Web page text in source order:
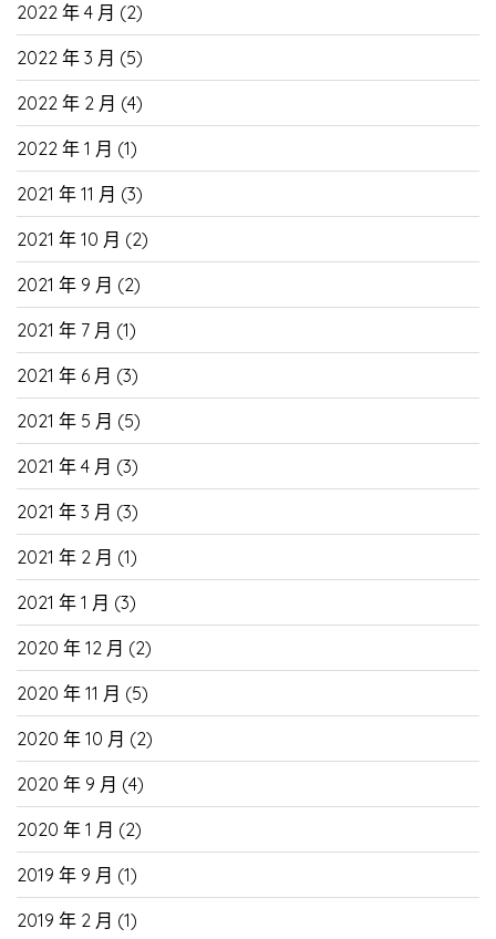
2022 年 4 月 (2)
2022 年 3 月 (5)
2022 年 2 月 (4)
2022 年 1 月 (1)
2021 年 11 月 (3)
2021 年 10 月 (2)
2021 年 9 月 (2)
2021 年 7 月 (1)
2021 年 6 月 (3)
2021 年 5 月 (5)
2021 年 4 月 (3)
2021 年 3 月 (3)
2021 年 2 月 (1)
2021 年 1 月 (3)
2020 年 12 月 (2)
2020 年 11 月 (5)
2020 年 10 月 (2)
2020 年 9 月 (4)
2020 年 1 月 (2)
2019 年 9 月 (1)
2019 年 2 月 (1)